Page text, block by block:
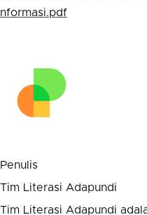
nformasi.pdf
Penulis
Tim Literasi Adapundi
Tim Literasi Adapundi